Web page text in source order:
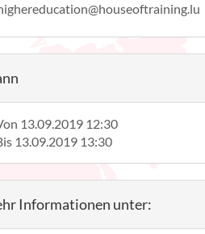
13.09.2019 12:30
13.09.2019 13:30
Informationen unter: